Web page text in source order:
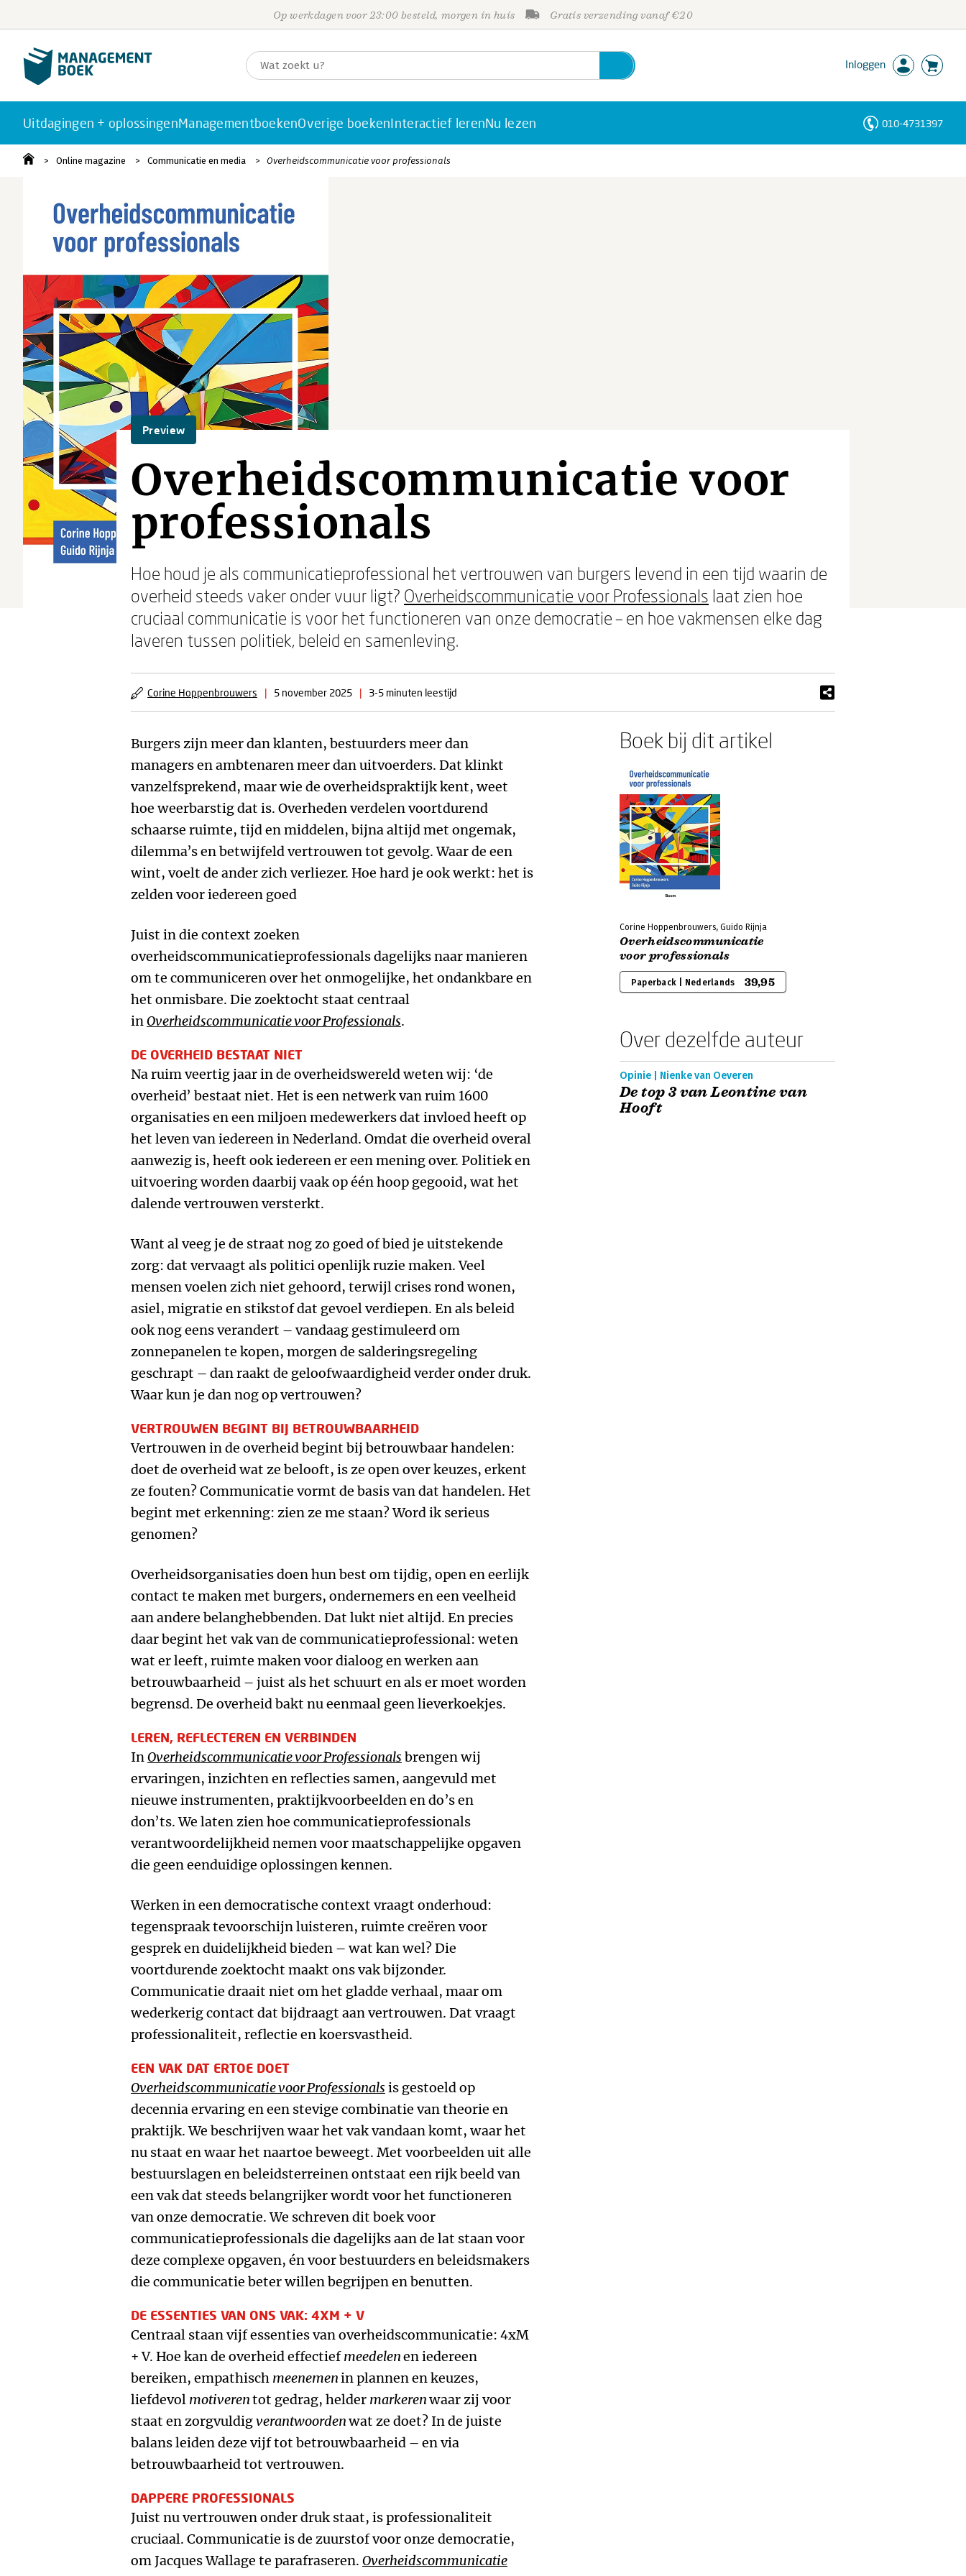
Op werkdagen voor 23:00 besteld, morgen in huis Gratis verzending vanaf €20
Inloggen
Uitdagingen + oplossingenManagementboekenOverige boekenInteractief lerenNu lezen 010-4731397
Online magazine Communicatie en media Overheidscommunicatie voor professionals
Preview
Overheidscommunicatie voor
professionals
Hoe houd je als communicatieprofessional het vertrouwen van burgers levend in een tijd waarin de
overheid steeds vaker onder vuur ligt? Overheidscommunicatie voor Professionals laat zien hoe
cruciaal communicatie is voor het functioneren van onze democratie – en hoe vakmensen elke dag
laveren tussen politiek, beleid en samenleving.
Corine Hoppenbrouwers | 5 november 2025 | 3-5 minuten leestijd
Burgers zijn meer dan klanten, bestuurders meer dan
managers en ambtenaren meer dan uitvoerders. Dat klinkt
vanzelfsprekend, maar wie de overheidspraktijk kent, weet
hoe weerbarstig dat is. Overheden verdelen voortdurend
schaarse ruimte, tijd en middelen, bijna altijd met ongemak,
dilemma’s en betwijfeld vertrouwen tot gevolg. Waar de een
wint, voelt de ander zich verliezer. Hoe hard je ook werkt: het is
zelden voor iedereen goed
Juist in die context zoeken
overheidscommunicatieprofessionals dagelijks naar manieren
om te communiceren over het onmogelijke, het ondankbare en
het onmisbare. Die zoektocht staat centraal
inOverheidscommunicatie voor Professionals.
DE OVERHEID BESTAAT NIET
Na ruim veertig jaar in de overheidswereld weten wij: ‘de
overheid’ bestaat niet. Het is een netwerk van ruim 1600
organisaties en een miljoen medewerkers dat invloed heeft op
het leven van iedereen in Nederland. Omdat die overheid overal
aanwezig is, heeft ook iedereen er een mening over. Politiek en
uitvoering worden daarbij vaak op één hoop gegooid, wat het
dalende vertrouwen versterkt.
Want al veeg je de straat nog zo goed of bied je uitstekende
zorg: dat vervaagt als politici openlijk ruzie maken. Veel
mensen voelen zich niet gehoord, terwijl crises rond wonen,
asiel, migratie en stikstof dat gevoel verdiepen. En als beleid
ook nog eens verandert – vandaag gestimuleerd om
zonnepanelen te kopen, morgen de salderingsregeling
geschrapt – dan raakt de geloofwaardigheid verder onder druk.
Waar kun je dan nog op vertrouwen?
VERTROUWEN BEGINT BIJ BETROUWBAARHEID
Vertrouwen in de overheid begint bij betrouwbaar handelen:
doet de overheid wat ze belooft, is ze open over keuzes, erkent
ze fouten? Communicatie vormt de basis van dat handelen. Het
begint met erkenning: zien ze me staan? Word ik serieus
genomen?
Overheidsorganisaties doen hun best om tijdig, open en eerlijk
contact te maken met burgers, ondernemers en een veelheid
aan andere belanghebbenden. Dat lukt niet altijd. En precies
daar begint het vak van de communicatieprofessional: weten
wat er leeft, ruimte maken voor dialoog en werken aan
betrouwbaarheid – juist als het schuurt en als er moet worden
begrensd. De overheid bakt nu eenmaal geen lieverkoekjes.
LEREN, REFLECTEREN EN VERBINDEN
InOverheidscommunicatie voor Professionals brengen wij
ervaringen, inzichten en reflecties samen, aangevuld met
nieuwe instrumenten, praktijkvoorbeelden en do’s en
don’ts. We laten zien hoe communicatieprofessionals
verantwoordelijkheid nemen voor maatschappelijke opgaven
die geen eenduidige oplossingen kennen.
Werken in een democratische context vraagt onderhoud:
tegenspraak tevoorschijn luisteren, ruimte creëren voor
gesprek en duidelijkheid bieden – wat kan wel? Die
voortdurende zoektocht maakt ons vak bijzonder.
Communicatie draait niet om het gladde verhaal, maar om
wederkerig contact dat bijdraagt aan vertrouwen. Dat vraagt
professionaliteit, reflectie en koersvastheid.
EEN VAK DAT ERTOE DOET
Overheidscommunicatie voor Professionals is gestoeld op
decennia ervaring en een stevige combinatie van theorie en
praktijk. We beschrijven waar het vak vandaan komt, waar het
nu staat en waar het naartoe beweegt. Met voorbeelden uit alle
bestuurslagen en beleidsterreinen ontstaat een rijk beeld van
een vak dat steeds belangrijker wordt voor het functioneren
van onze democratie. We schreven dit boek voor
communicatieprofessionals die dagelijks aan de lat staan voor
deze complexe opgaven, én voor bestuurders en beleidsmakers
die communicatie beter willen begrijpen en benutten.
DE ESSENTIES VAN ONS VAK: 4XM + V
Centraal staan vijf essenties van overheidscommunicatie: 4xM
+ V. Hoe kan de overheid effectiefmeedelenen iedereen
bereiken, empathisch meenemenin plannen en keuzes,
liefdevol motiverentot gedrag, helder markerenwaar zij voor
staat en zorgvuldigverantwoordenwat ze doet? In de juiste
balans leiden deze vijf tot betrouwbaarheid – en via
betrouwbaarheid tot vertrouwen.
DAPPERE PROFESSIONALS
Juist nu vertrouwen onder druk staat, is professionaliteit
cruciaal. Communicatie is de zuurstof voor onze democratie,
om Jacques Wallage te parafraseren. Overheidscommunicatie
Boek bij dit artikel
Corine Hoppenbrouwers, Guido Rijnja
Overheidscommunicatie
voor professionals
Paperback | Nederlands 39,95
Over dezelfde auteur
Opinie | Nienke van Oeveren
De top 3 van Leontine van
Hooft
Personen